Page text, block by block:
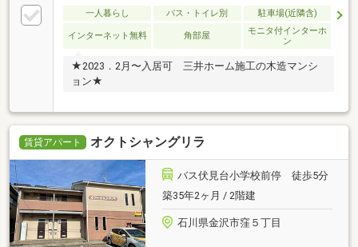
一人暮らし バス・トイレ別 駐車場(近隣含)
インターネット無料 角部屋
モニタ付インターホ
ン
★2023．2月〜入居可 三井ホーム施工の木造マンシ
ョン★
賃貸アパート オクトシャングリラ
バス伏見台小学校前停 徒歩5分
築35年2ヶ月 / 2階建
石川県金沢市窪５丁目